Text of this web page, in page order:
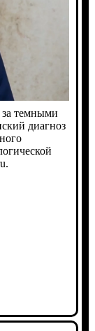
за темными
диагноз